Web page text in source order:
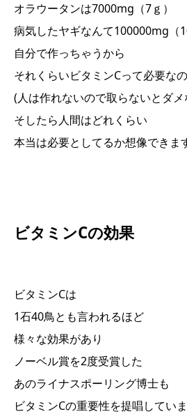
オラウータンは7000mg（7ｇ）
病気したヤギなんて100000mg（
自分で作っちゃうから
それくらいビタミンCって必要なの
(人は作れないので取らないとダ
そしたら人間はどれくらい
本当は必要としてるか想像できま
ビタミンCの効果
ビタミンCは
1石40鳥とも言われるほど
様々な効果があり
ノーベル賞を2度受賞した
あのライナスポーリング博士も
ビタミンCの重要性を提唱してい